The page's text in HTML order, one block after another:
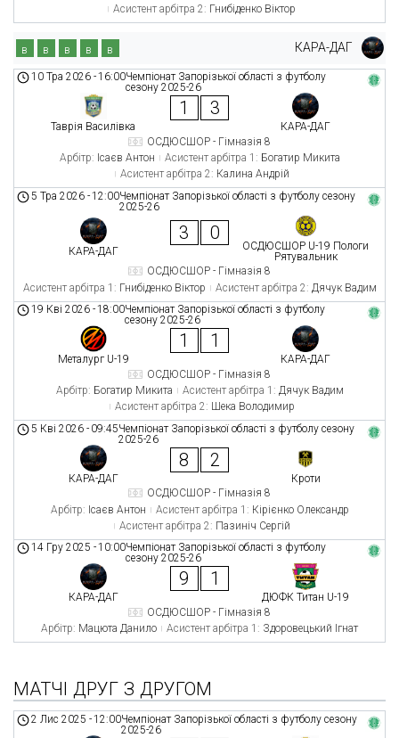
Асистент арбітра 2: Гнибіденко Віктор
КАРА-ДАГ
в в в в в
Чемпіонат Запорізької області з футболу
сезону 2025-26
10 Тра 2026 -16:00
Таврія Василівка
1 3
КАРА-ДАГ
ОСДЮСШОР - Гімназія 8
Арбітр: Ісаєв Антон Асистент арбітра 1: Богатир Микита
Асистент арбітра 2: Калина Андрій
Чемпіонат Запорізької області з футболу сезону
2025-26
5 Тра 2026 -12:00
КАРА-ДАГ
3 0
ОСДЮСШОР U-19 Пологи
Рятувальник
ОСДЮСШОР - Гімназія 8
Асистент арбітра 1: Гнибіденко Віктор Асистент арбітра 2: Дячук Вадим
Чемпіонат Запорізької області з футболу
сезону 2025-26
19 Кві 2026 -18:00
Металург U-19
1 1
КАРА-ДАГ
ОСДЮСШОР - Гімназія 8
Арбітр: Богатир Микита Асистент арбітра 1: Дячук Вадим
Асистент арбітра 2: Шека Володимир
Чемпіонат Запорізької області з футболу сезону
2025-26
5 Кві 2026 - 09:45
КАРА-ДАГ
8 2
Кроти
ОСДЮСШОР - Гімназія 8
Арбітр: Ісаєв Антон Асистент арбітра 1: Кірієнко Олександр
Асистент арбітра 2: Пазиніч Сергій
Чемпіонат Запорізької області з футболу
сезону 2025-26
14 Гру 2025 -10:00
КАРА-ДАГ
9 1
ДЮФК Титан U-19
ОСДЮСШОР - Гімназія 8
Арбітр: Мацюта Данило Асистент арбітра 1: Здоровецький Ігнат
МАТЧІ ДРУГ З ДРУГОМ
Чемпіонат Запорізької області з футболу сезону
2025-26
2 Лис 2025 -12:00